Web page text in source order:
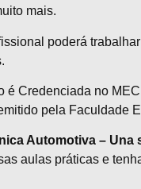
mais.
poderá
é Credenciada no
pela Faculdade
Automotiva – Una
aulas práticas e